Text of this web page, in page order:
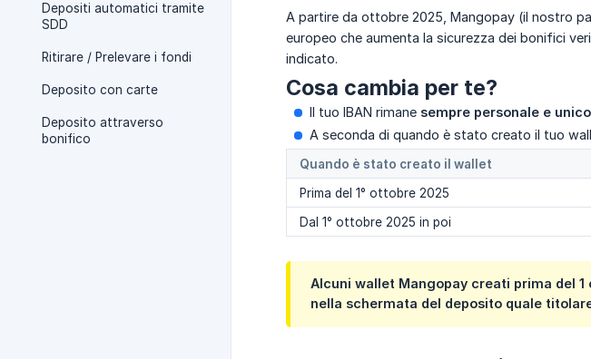
Depositi automatici tramite
SDD
Ritirare / Prelevare i fondi
Deposito con carte
Deposito attraverso
bonifico
A partire da ottobre 2025, Mangopay (il nostro
europeo che aumenta la sicurezza dei bonifici
indicato.
Cosa cambia per te?
Il tuo IBAN rimane sempre personale e unico
A seconda di quando è stato creato il tuo
Quando è stato creato il wallet
Prima del 1° ottobre 2025
Dal 1° ottobre 2025 in poi
Alcuni wallet Mangopay creati prima del 1
nella schermata del deposito quale